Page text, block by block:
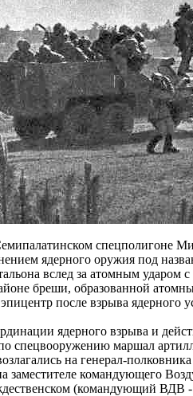
спецполигоне
ядерного оружия под
вслед за атомным ударом
бреши, образованной
после взрыва ядерного
ядерного взрыва и
спецвооружению маршал
на генерал-
заместителе командующего
(командующий ВДВ